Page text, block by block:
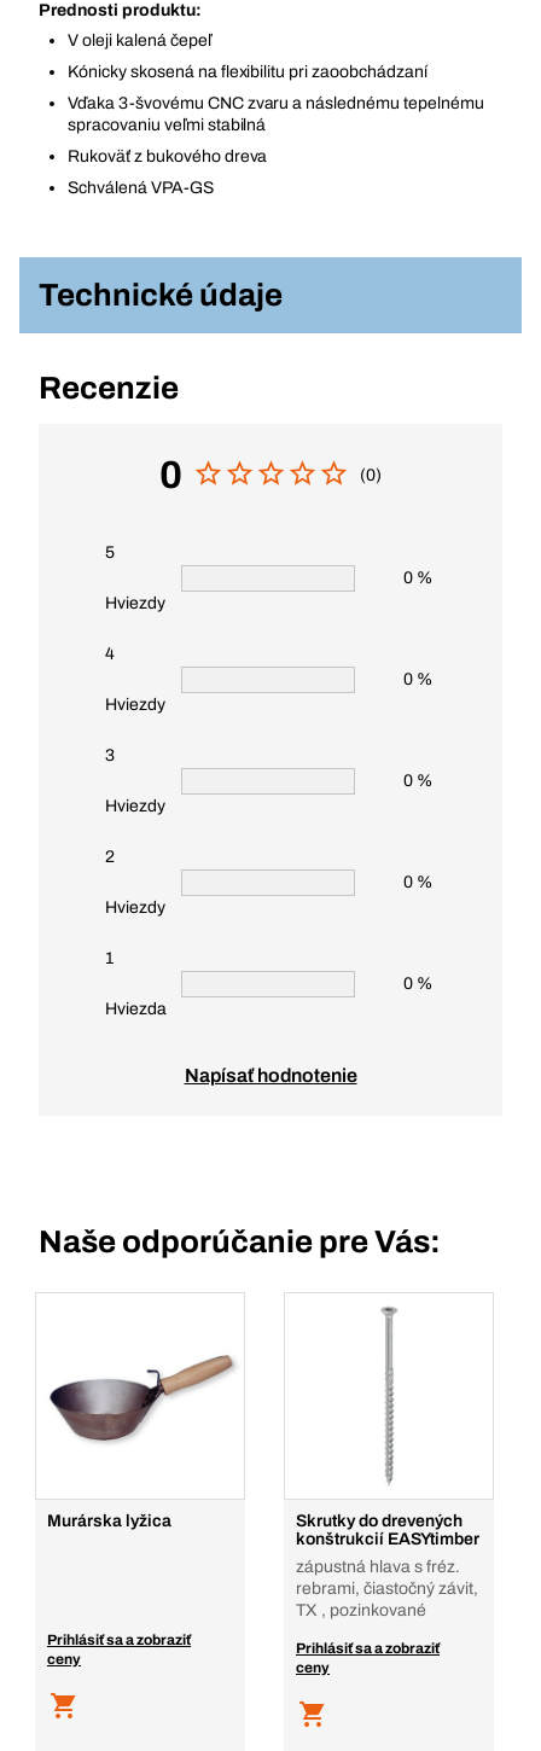
Prednosti produktu:
V oleji kalená čepeľ
Kónicky skosená na flexibilitu pri zaoobchádzaní
Vďaka 3-švovému CNC zvaru a následnému tepelnému
spracovaniu veľmi stabilná
Rukoväť z bukového dreva
Schválená VPA-GS
Technické údaje
Recenzie
0 (0)
5
Hviezdy
0 %
4
Hviezdy
0 %
3
Hviezdy
0 %
2
Hviezdy
0 %
1
Hviezda
0 %
Napísať hodnotenie
Naše odporúčanie pre Vás:
Murárska lyžica
Prihlásiť sa a zobraziť
ceny
Skrutky do drevených
konštrukcií EASYtimber
zápustná hlava s fréz.
rebrami, čiastočný závit,
TX , pozinkované
Prihlásiť sa a zobraziť
ceny